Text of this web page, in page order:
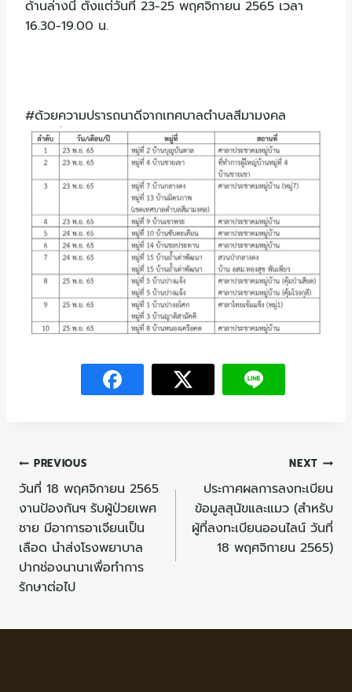
ด้านล่างนี้ ตั้งแต่วันที่ 23-25 พฤศจิกายน 2565 เวลา
16.30-19.00 น.
#ด้วยความปรารถนาดีจากเทศบาลตำบลสีมามงคล
PREVIOUS
วันที่ 18 พฤศจิกายน 2565
งานป้องกันฯ รับผู้ป่วยเพศ
ชาย มีอาการอาเจียนเป็น
เลือด นำส่งโรงพยาบาล
ปากช่องนานาเพื่อทำการ
รักษาต่อไป
NEXT
ประกาศผลการลงทะเบียน
ข้อมูลสุนัขและแมว (สำหรับ
ผู้ที่ลงทะเบียนออนไลน์ วันที่
18 พฤศจิกายน 2565)